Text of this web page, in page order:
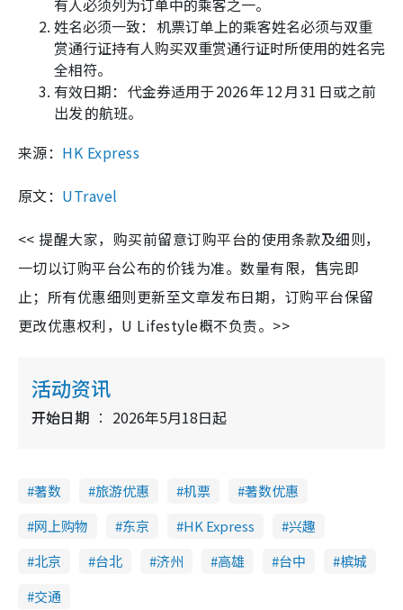
有人必须列为订单中的乘客之一。
姓名必须一致： 机票订单上的乘客姓名必须与双重
赏通行证持有人购买双重赏通行证时所使用的姓名完
全相符。
有效日期： 代金券适用于 2026 年 12 月 31 日或之前
出发 的航班。
来源： HK Express
原文： UTravel
<< 提醒大家，购买前留意订购平台的使用条款及细则，
一切以订购平台公布的价钱为准。数量有限，售完即
止；所有优惠细则更新至文章发布日期，订购平台保留
更改优惠权利，U Lifestyle概不负责。>>
活动资讯
开始日期 2026年5月18日起
著数 旅游优惠 机票
著数优惠
网上购物
东京 HK Express
兴趣
北京
台北 济州 高雄 台中
槟城
交通